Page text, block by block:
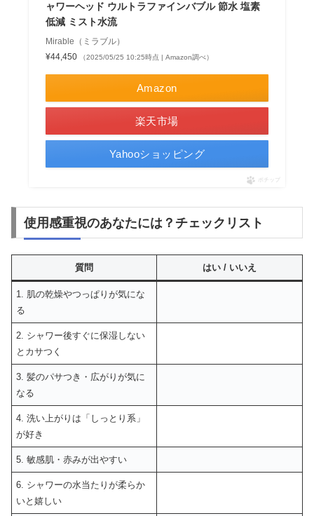
ャワーヘッド ウルトラファインバブル 節水 塩素
低減 ミスト水流
Mirable（ミラブル）
¥44,450
（2025/05/25 10:25時点 | Amazon調べ）
Amazon
楽天市場
Yahooショッピング
ポチップ
使用感重視のあなたには？チェックリスト
質問 はい / いいえ
1. 肌の乾燥やつっぱりが気にな
る
2. シャワー後すぐに保湿しない
とカサつく
3. 髪のパサつき・広がりが気に
なる
4. 洗い上がりは「しっとり系」
が好き
5. 敏感肌・赤みが出やすい
6. シャワーの水当たりが柔らか
いと嬉しい